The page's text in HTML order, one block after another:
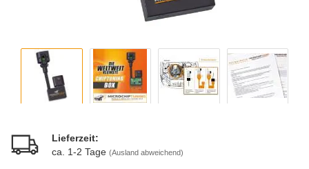
Lieferzeit:
ca. 1-2 Tage (Ausland abweichend)